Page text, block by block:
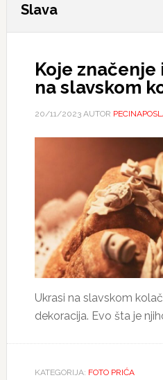
Slava
Koje
na slavskom
20/11/2023AUTOR
Ukrasi na slavskom
dekoracija. Evo šta je
KATEGORIJA: FOTO PRIĆA